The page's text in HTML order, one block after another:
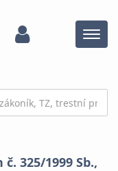
Menu
325/1999 Sb.,